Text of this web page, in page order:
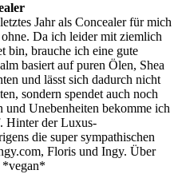
Jahr als Concealer für mich
Da ich leider mit ziemlich
bin, brauche ich eine gute
basiert auf puren Ölen, Shea
und lässt sich dadurch nicht
sondern spendet auch noch
Unebenheiten bekomme ich
Hinter der Luxus-
die super sympathischen
Floris und Ingy. Über
*vegan*